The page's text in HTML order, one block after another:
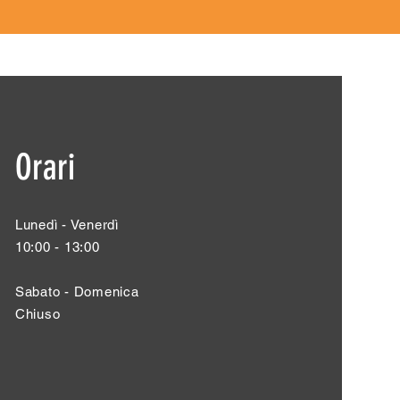
Orari
Lunedì - Venerdì
10:00 - 13:00
Sabato - Domenica
Chiuso